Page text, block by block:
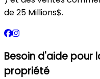
de 25 Millions$.
Besoin d'aide pour
propriété